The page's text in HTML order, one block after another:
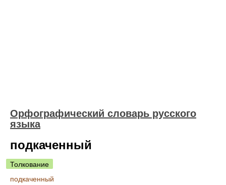
Орфографический словарь русского
языка
подкаченный
Толкование
подкаченный